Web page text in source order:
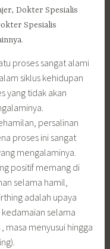
Dokter Spesialis
Spesialis
proses sangat alami
siklus kehidupan
yang tidak akan
persalinan
proses ini sangat
mengalaminya.
positif memang di
selama hamil,
adalah upaya
selama
masa menyusui hingga